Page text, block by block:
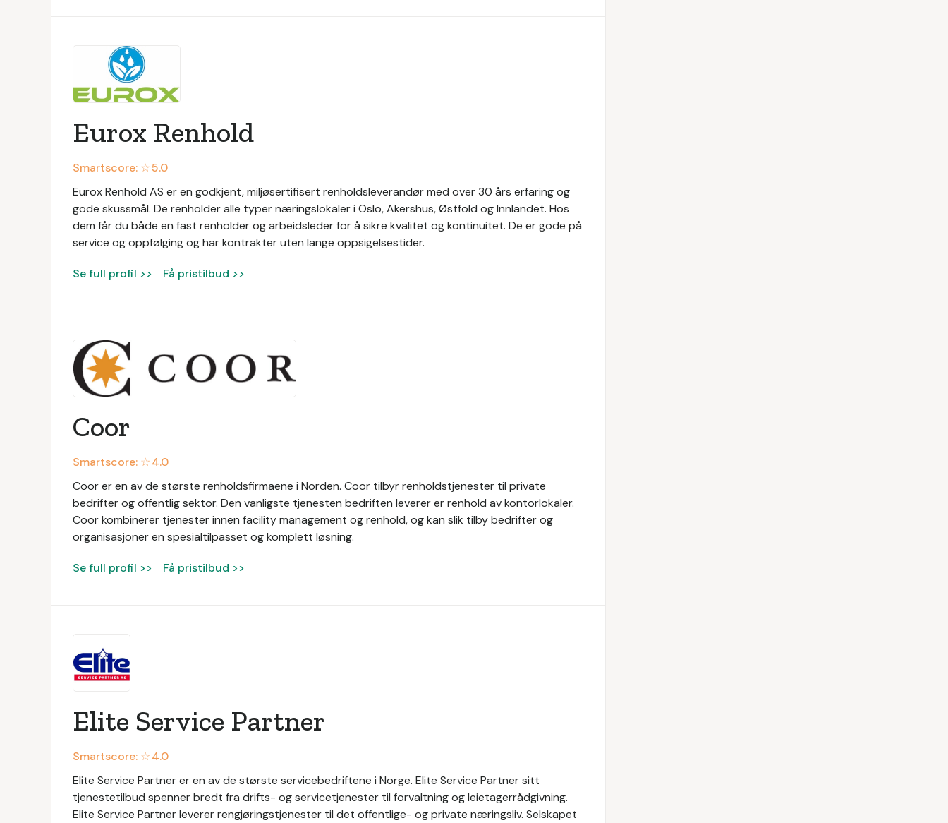
Eurox Renhold
Smartscore: ☆5.0
Eurox Renhold AS er en godkjent, miljøsertifisert renholdsleverandør med over 30 års erfaring og
gode skussmål. De renholder alle typer næringslokaler i Oslo, Akershus, Østfold og Innlandet. Hos
dem får du både en fast renholder og arbeidsleder for å sikre kvalitet og kontinuitet. De er gode på
service og oppfølging og har kontrakter uten lange oppsigelsestider.
Se full profil >> Få pristilbud >>
Coor
Smartscore: ☆4.0
Coor er en av de største renholdsfirmaene i Norden. Coor tilbyr renholdstjenester til private
bedrifter og offentlig sektor. Den vanligste tjenesten bedriften leverer er renhold av kontorlokaler.
Coor kombinerer tjenester innen facility management og renhold, og kan slik tilby bedrifter og
organisasjoner en spesialtilpasset og komplett løsning.
Se full profil >> Få pristilbud >>
Elite Service Partner
Smartscore: ☆4.0
Elite Service Partner er en av de største servicebedriftene i Norge. Elite Service Partner sitt
tjenestetilbud spenner bredt fra drifts- og servicetjenester til forvaltning og leietagerrådgivning.
Elite Service Partner leverer rengjøringstjenester til det offentlige- og private næringsliv. Selskapet